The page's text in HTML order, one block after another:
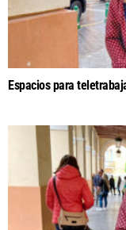
Espacios para